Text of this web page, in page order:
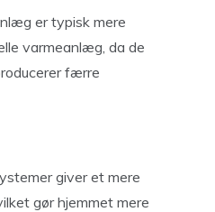
er typisk mere
varmeanlæg, da de
færre
giver et mere
gør hjemmet mere